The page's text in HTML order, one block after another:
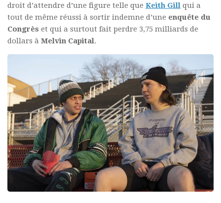
droit d’attendre d’une figure telle que Keith Gill qui a
tout de même réussi à sortir indemne d’une enquête du
Congrès et qui a surtout fait perdre 3,75 milliards de
dollars à Melvin Capital.